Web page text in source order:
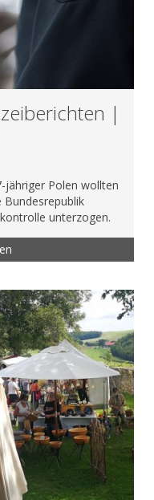
|
jähriger Polen wollten
Bundesrepublik
unterzogen.